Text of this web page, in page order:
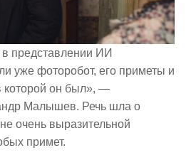
представлении ИИ
уже фоторобот, его приметы и
он был», —
Малышев. Речь шла о
очень выразительной
примет.